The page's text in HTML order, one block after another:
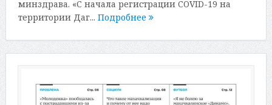
минздрава. «С начала регистрации COVID-19 на
территории Даг... Подробнее